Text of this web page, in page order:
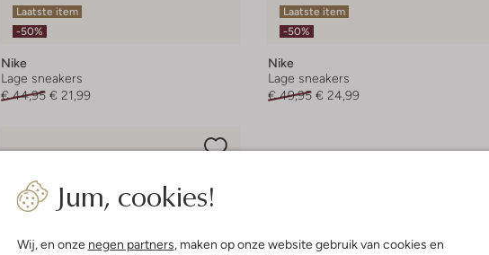
Jum, cookies!
Wij, en onze negen partners, maken op onze website gebruik van cookies en
Laatste item
-50%
Nike
Lage sneakers
€ 44,95 € 21,99
Laatste item
-50%
Nike
Lage sneakers
€ 49,95 € 24,99